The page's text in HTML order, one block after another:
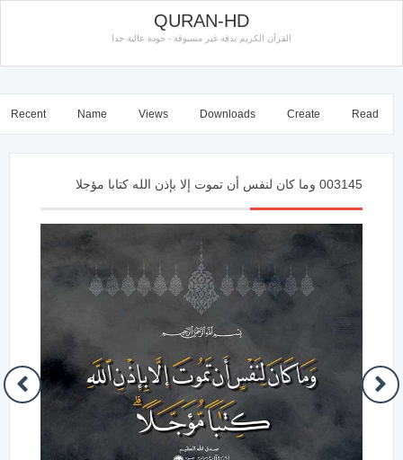
QURAN-HD
القرآن الكريم بدقة غير مسبوقة - جودة عالية جدا
Recent Name Views Downloads Create Read
003145 وما كان لنفس أن تموت إلا بإذن الله كتابا مؤجلا